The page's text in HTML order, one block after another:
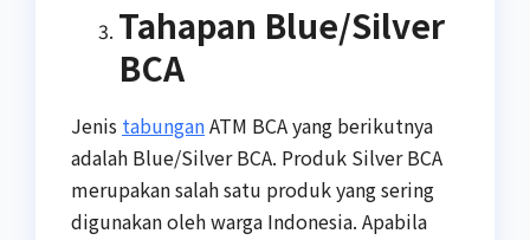
Tahapan Blue/Silver
BCA
Jenis tabunganATM BCA yang berikutnya
adalah Blue/Silver BCA. Produk Silver BCA
merupakan salah satu produk yang sering
digunakan oleh warga Indonesia. Apabila